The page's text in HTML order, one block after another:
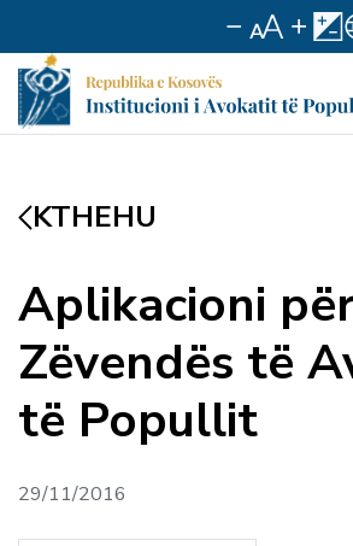
KTHEHU
Aplikacioni
Zëvendës të
të Popullit
29/11/2016